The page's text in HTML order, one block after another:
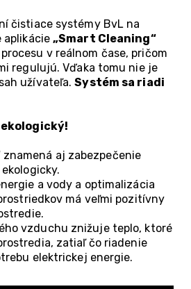
čistiace systémy BvL na
aplikácie„Smart Cleaning“
v reálnom čase, pričom
regulujú. Vďaka tomu nie je
užívateľa.Systém sa riadi
znamená aj zabezpečenie
a vody a optimalizácia
má veľmi pozitívny
vzduchu znižuje teplo, ktoré
zatiaľ čo riadenie
elektrickej energie.